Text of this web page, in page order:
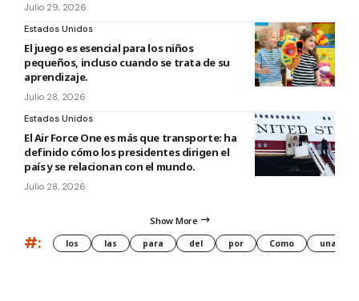
Julio 29, 2026
Estados Unidos
El juego es esencial para los niños
pequeños, incluso cuando se trata de su
aprendizaje.
Julio 28, 2026
Estados Unidos
El Air Force One es más que transporte: ha
definido cómo los presidentes dirigen el
país y se relacionan con el mundo.
Julio 28, 2026
Show More
#: los las para del por Como una